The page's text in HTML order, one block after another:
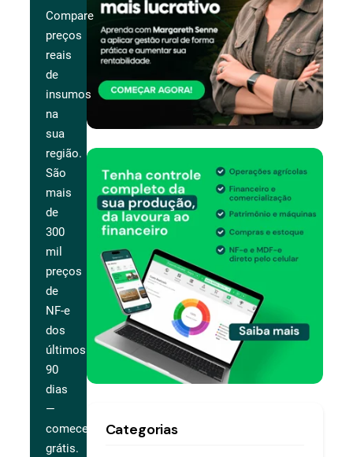
Compare
preços
reais
de
insumos
na
sua
região.
São
mais
de
300
mil
preços
de
NF-e
dos
últimos
90
dias
—
comece
grátis.
Categorias